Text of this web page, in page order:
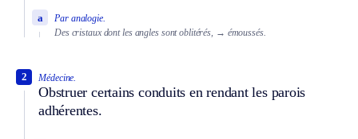
Par analogie.
a
Des cristaux dont les angles sont oblitérés, → émoussés.
Médecine.
Obstruer certains conduits en rendant les parois
adhérentes.
2